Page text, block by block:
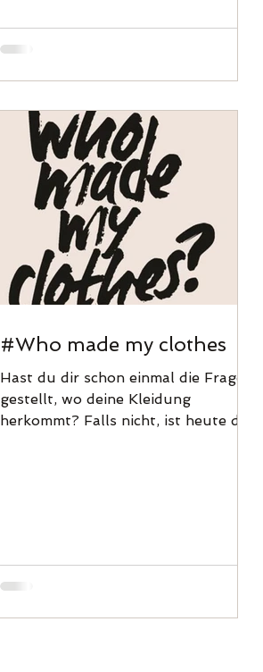
#Who made my clothes
Hast du dir schon einmal die Frage
gestellt, wo deine Kleidung
herkommt? Falls nicht, ist heute der